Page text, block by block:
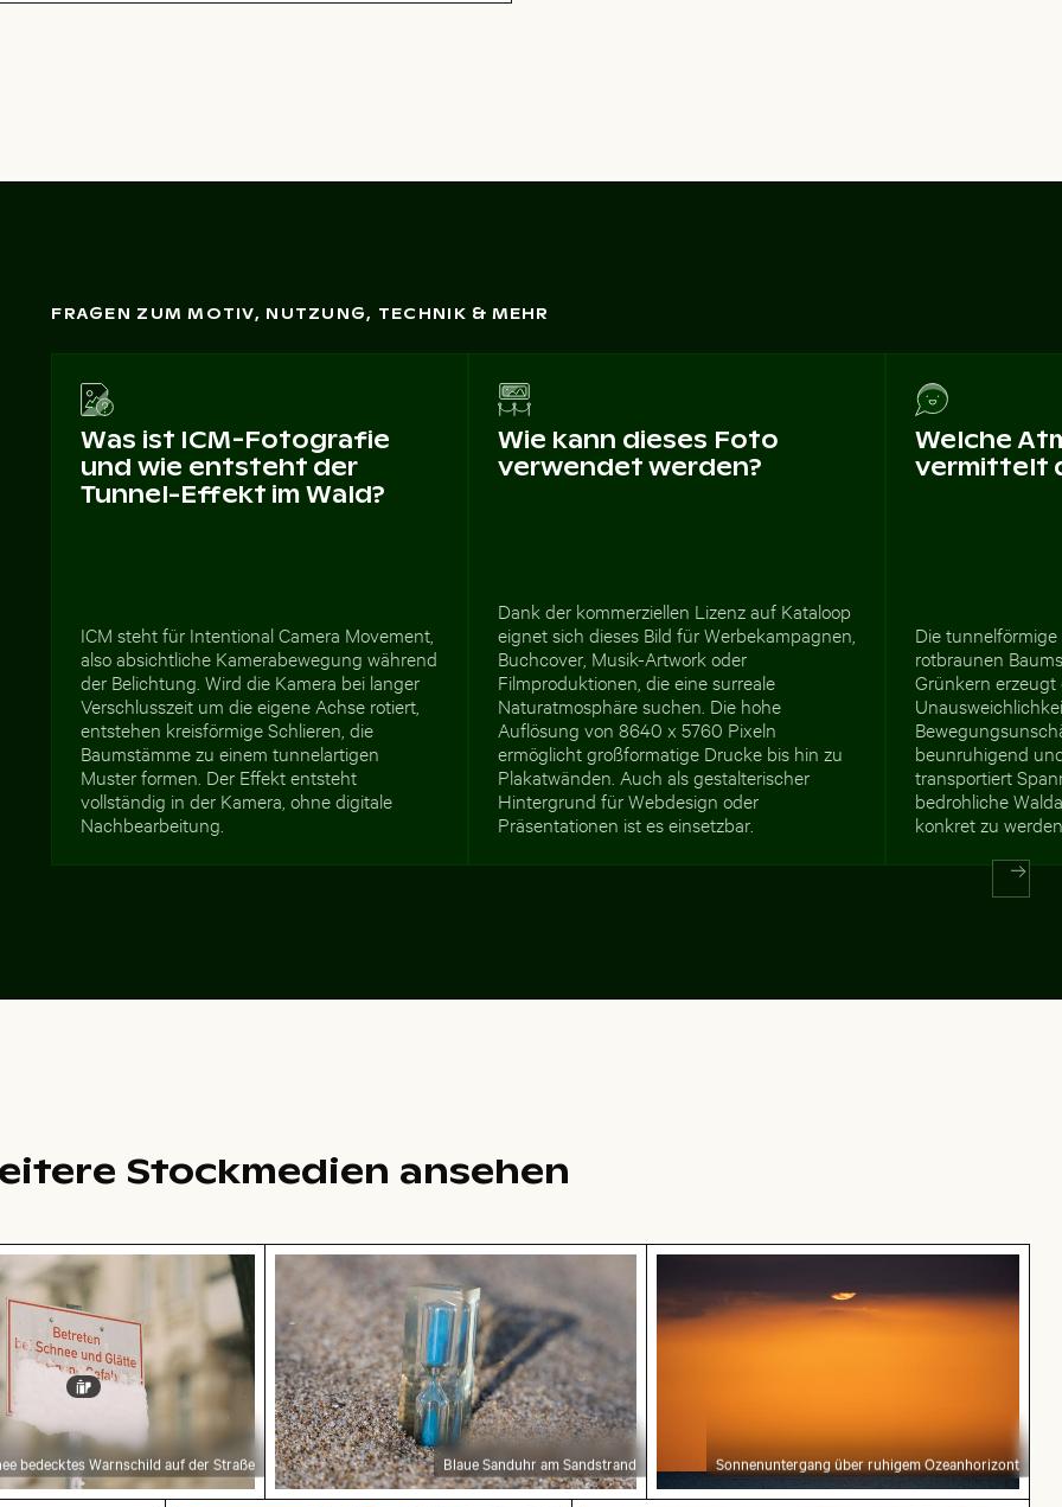
FRAGEN ZUM MOTIV, NUTZUNG, TECHNIK & MEHR
Was ist ICM-Fotografie
und wie entsteht der
Tunnel-Effekt im Wald?
ICM steht für Intentional Camera Movement,
also absichtliche Kamerabewegung während
der Belichtung. Wird die Kamera bei langer
Verschlusszeit um die eigene Achse rotiert,
entstehen kreisförmige Schlieren, die
Baumstämme zu einem tunnelartigen
Muster formen. Der Effekt entsteht
vollständig in der Kamera, ohne digitale
Nachbearbeitung.
Wie kann dieses Foto
verwendet werden?
Dank der kommerziellen Lizenz auf Kataloop
eignet sich dieses Bild für Werbekampagnen,
Buchcover, Musik-Artwork oder
Filmproduktionen, die eine surreale
Naturatmosphäre suchen. Die hohe
Auflösung von 8640 x 5760 Pixeln
ermöglicht großformatige Drucke bis hin zu
Plakatwänden. Auch als gestalterischer
Hintergrund für Webdesign oder
Präsentationen ist es einsetzbar.
Welche
vermittelt
Die
rotbraunen
Grünkern
beunruhigend
transportiert
bedrohliche
konkret zu
Stockmedien ansehen
Warnschild auf der Straße
bedecktes Warnschild auf der Straße
Blaue Sanduhr am Sandstrand
Blaue Sanduhr am Sandstrand
Sonnenuntergang über ruhigem
Sonnenuntergang über ruhigem Ozeanhorizont